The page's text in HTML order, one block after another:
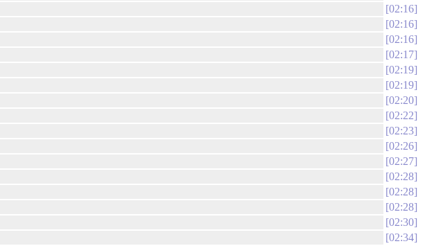
02:16
02:16
02:16
02:17
02:19
02:19
02:20
02:22
02:23
02:26
02:27
02:28
02:28
02:28
02:30
02:34